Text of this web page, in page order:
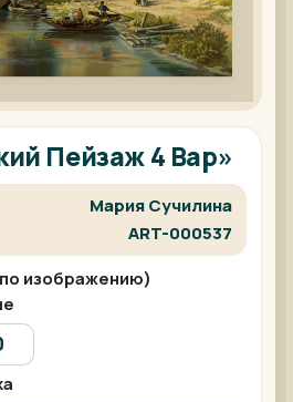
Пейзаж 4 Вар»
Мария Сучилина
ART-000537
изображению)